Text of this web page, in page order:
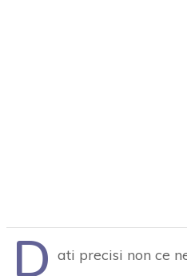
D ati precisi non ce